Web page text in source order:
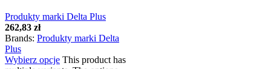
Produkty marki Delta Plus
262,83 zł
Brands: Produkty marki Delta
Plus
Wybierz opcje This product has